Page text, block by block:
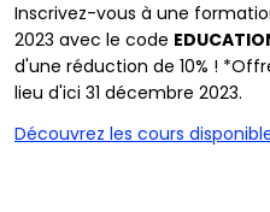
Inscrivez-vous à une
2023 avec le code
d'une réduction de 10% !
lieu d'ici 31 décembre 2023.
Découvrez les cours